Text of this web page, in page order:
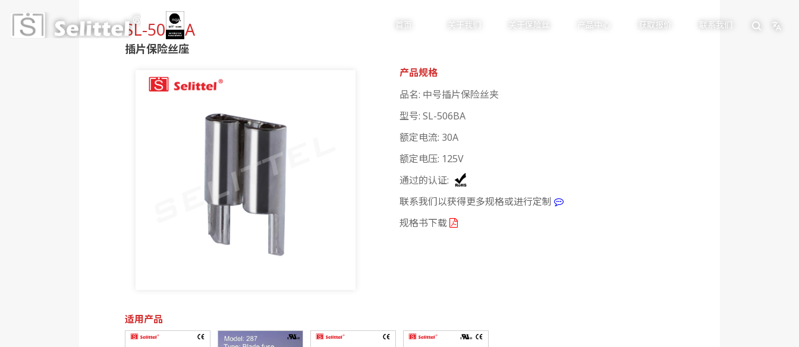
首页 关于我们 关于保险丝 产品中心 获取报价 联系我们
产品中心
PRODUCTS
SL-506BA
插片保险丝座
产品规格
品名: 中号插片保险丝夹
型号: SL-506BA
额定电流: 30A
额定电压: 125V
通过的认证:
联系我们以获得更多规格或进行定制
规格书下载
适用产品